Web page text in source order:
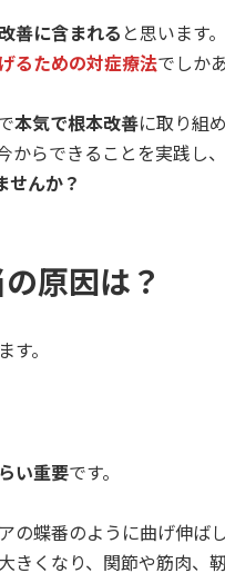
善に含まれる と思います。
るための対症療法でしか
本気で根本改善に取り組
からできることを実践し、
せんか？
原因は？
。
い重要です。
の蝶番のように曲げ伸ば
きくなり、関節や筋肉、